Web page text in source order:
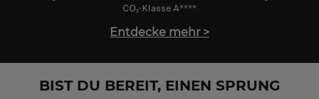
CO₂-Klasse A****
Entdecke mehr>
BIST DU BEREIT, EINEN SPRUNG